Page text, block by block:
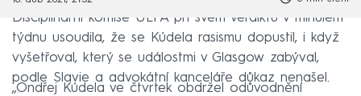
Disciplinární komise UEFA při svém verdiktu v minulém
týdnu usoudila, že se Kúdela rasismu dopustil, i když
vyšetřoval, který se událostmi v Glasgow zabýval,
podle Slavie a advokátní kanceláře důkaz nenašel.
„Ondřej Kúdela ve čtvrtek obdržel odůvodnění